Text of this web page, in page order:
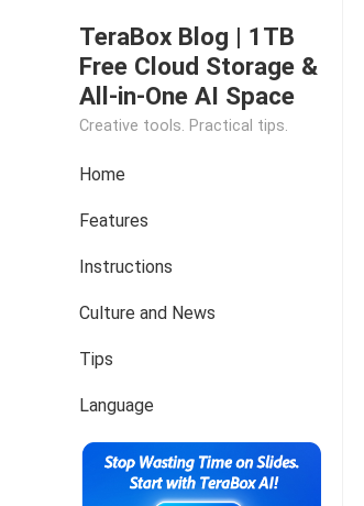
TeraBox Blog | 1TB
Free Cloud Storage &
All-in-One AI Space
Creative tools. Practical tips.
Home
Features
Instructions
Culture and News
Tips
Language